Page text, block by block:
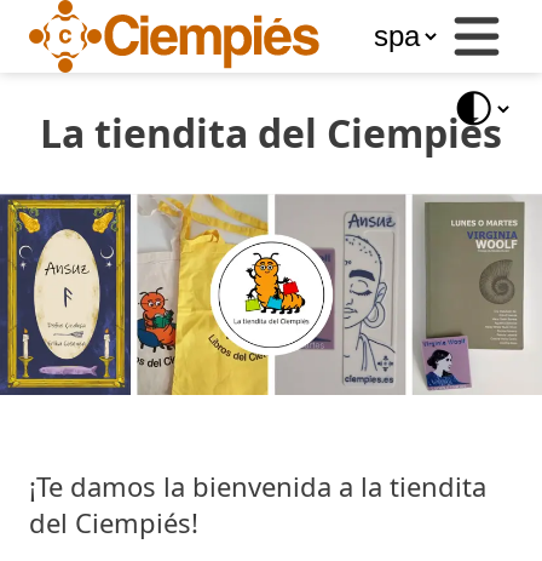
Services
Ciempiés
Blog
Store
La tiendita del Ciempiés
¡Te damos la bienvenida a la tiendita
del Ciempiés!